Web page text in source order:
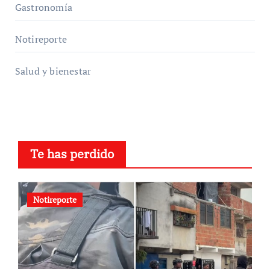
Gastronomía
Notireporte
Salud y bienestar
Te has perdido
Notireporte